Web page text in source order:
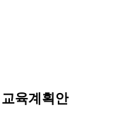
육계획안